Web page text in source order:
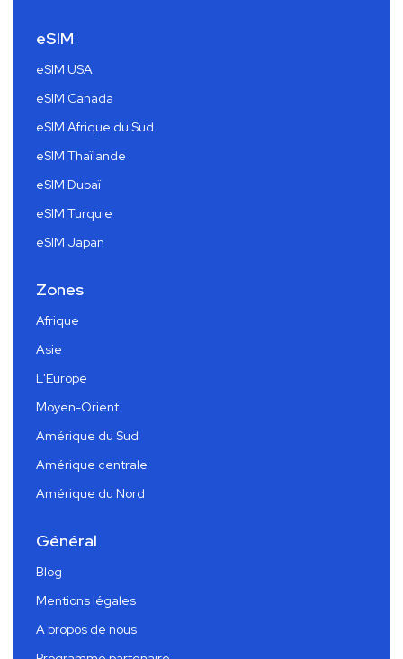
eSIM
eSIM USA
eSIM Canada
eSIM Afrique du Sud
eSIM Thaïlande
eSIM Dubaï
eSIM Turquie
eSIM Japan
Zones
Afrique
Asie
L'Europe
Moyen-Orient
Amérique du Sud
Amérique centrale
Amérique du Nord
Général
Blog
Mentions légales
A propos de nous